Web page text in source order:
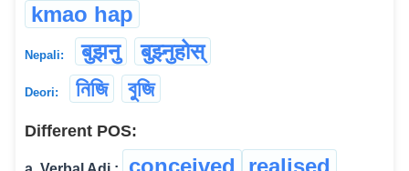
kmao hap
Nepali: बुझनु बुझ्नुहोस्
Deori: নিজি বুজি
Different POS:
conceived realised